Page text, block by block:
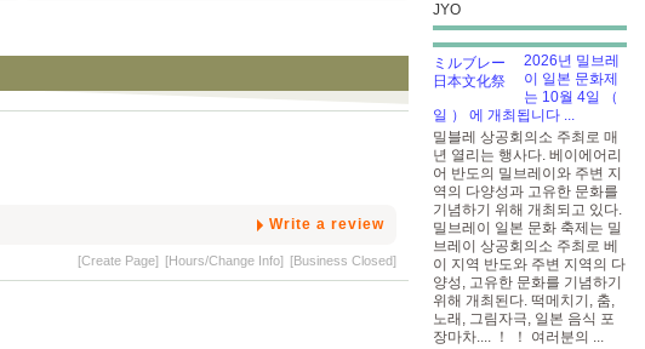
Write a review
[Create Page] [Hours/Change Info] [Business Closed]
JYO
2026년 밀브레
이 일본 문화제
는 10월 4일 （
일 ） 에 개최됩니다 ...
밀블레 상공회의소 주최로 매
년 열리는 행사다. 베이에어리
어 반도의 밀브레이와 주변 지
역의 다양성과 고유한 문화를
기념하기 위해 개최되고 있다.
밀브레이 일본 문화 축제는 밀
브레이 상공회의소 주최로 베
이 지역 반도와 주변 지역의 다
양성, 고유한 문화를 기념하기
위해 개최된다. 떡메치기, 춤,
노래, 그림자극, 일본 음식 포
장마차.... ！ ！ 여러분의 ...